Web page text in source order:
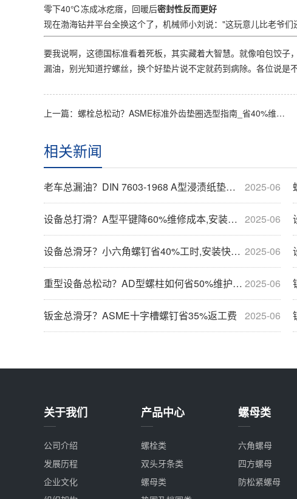
零下40℃冻成冰疙瘩，回暖后​​密封性反而更好​
现在渤海钻井平台全换这个了，机械师小刘说："这玩意儿比老爷
要我说啊，这德国标准看着死板，其实藏着大智慧。就像咱包饺
漏油，别光知道拧螺丝，换个好垫片说不定就药到病除。各位说是
上一篇： 螺栓总松动？ASME标准外齿垫圈选型指南_省40%维护费
相关新闻
2025-06
老车总漏油？DIN 7603-1968 A型浸渍纸垫圈真能堵住,德国标准有啥门道？
2025-06
设备总打滑？A型平键降60%维修成本,安装快2天
2025-06
设备总滑牙？小六角螺钉省40%工时,安装快2天
2025-06
重型设备总松动？AD型螺柱如何省50%维护成本？
2025-06
钣金总滑牙？ASME十字槽螺钉省35%返工费
关于我们
公司介绍
发展历程
企业文化
产品中心
螺栓类
双头牙条类
螺母类
螺母类
六角螺母
四方螺母
防松紧螺母